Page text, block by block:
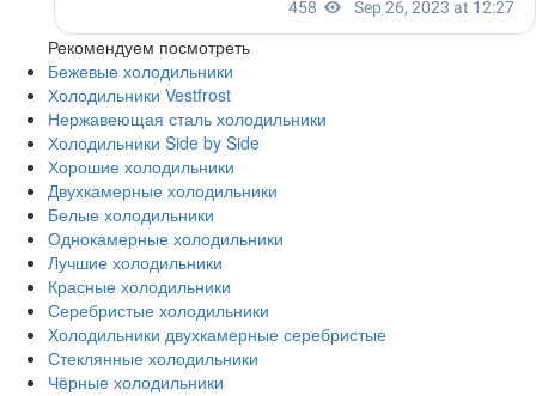
Рекомендуем посмотреть
Бежевые холодильники
Холодильники Vestfrost
Нержавеющая сталь холодильники
Холодильники Side by Side
Хорошие холодильники
Двухкамерные холодильники
Белые холодильники
Однокамерные холодильники
Лучшие холодильники
Красные холодильники
Серебристые холодильники
Холодильники двухкамерные серебристые
Стеклянные холодильники
Чёрные холодильники